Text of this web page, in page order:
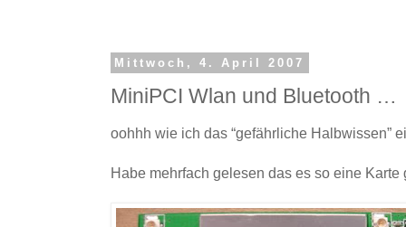
Mittwoch, 4. April 2007
MiniPCI Wlan und Bluetooth …
oohhh wie ich das “gefährliche Halbwissen”
Habe mehrfach gelesen das es so eine Karte